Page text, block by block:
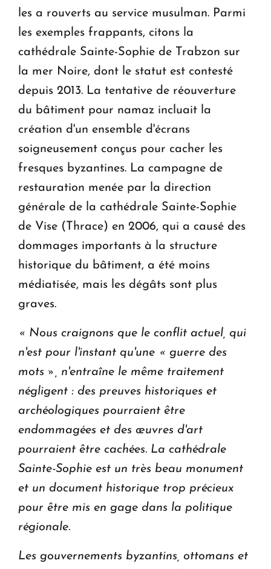
les a rouverts au service musulman. Parmi
les exemples frappants, citons la
cathédrale Sainte-Sophie de Trabzon sur
la mer Noire, dont le statut est contesté
depuis 2013. La tentative de réouverture
du bâtiment pour namaz incluait la
création d'un ensemble d'écrans
soigneusement conçus pour cacher les
fresques byzantines. La campagne de
restauration menée par la direction
générale de la cathédrale Sainte-Sophie
de Vise (Thrace) en 2006, qui a causé des
dommages importants à la structure
historique du bâtiment, a été moins
médiatisée, mais les dégâts sont plus
graves.
« Nous craignons que le conflit actuel, qui
n'est pour l'instant qu'une « guerre des
mots », n'entraîne le même traitement
négligent : des preuves historiques et
archéologiques pourraient être
endommagées et des œuvres d'art
pourraient être cachées. La cathédrale
Sainte-Sophie est un très beau monument
et un document historique trop précieux
pour être mis en gage dans la politique
régionale.
Les gouvernements byzantins, ottomans et